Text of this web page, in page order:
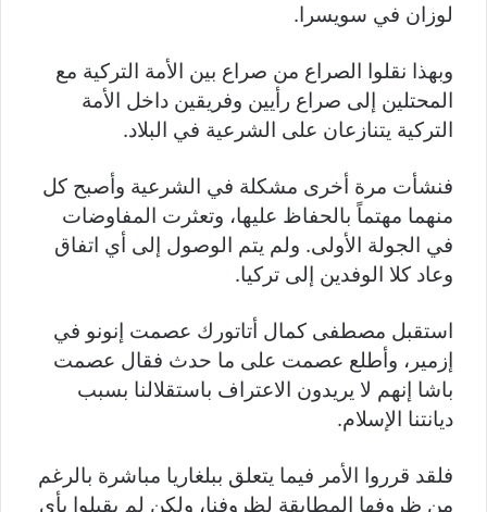
لوزان في سويسرا.
وبهذا نقلوا الصراع من صراع بين الأمة التركية مع
المحتلين إلى صراع رأيين وفريقين داخل الأمة
التركية يتنازعان على الشرعية في البلاد.
فنشأت مرة أخرى مشكلة في الشرعية وأصبح كل
منهما مهتماً بالحفاظ عليها، وتعثرت المفاوضات
في الجولة الأولى. ولم يتم الوصول إلى أي اتفاق
وعاد كلا الوفدين إلى تركيا.
استقبل مصطفى كمال أتاتورك عصمت إنونو في
إزمير، وأطلع عصمت على ما حدث فقال عصمت
باشا إنهم لا يريدون الاعتراف باستقلالنا بسبب
ديانتنا الإسلام.
فلقد قرروا الأمر فيما يتعلق ببلغاريا مباشرة بالرغم
من ظروفها المطابقة لظروفنا، ولكن لم يقبلوا بأي